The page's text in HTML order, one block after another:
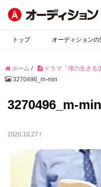
トップ オーディションの
ホーム / ドラマ「僕の生き
3270496_m-min
3270496_m-min
2020.10.27 /